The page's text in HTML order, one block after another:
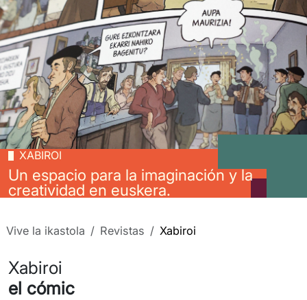
XABIROI
Un espacio para la imaginación y la
creatividad en euskera.
Vive la ikastola Revistas Xabiroi
Xabiroi
el cómic